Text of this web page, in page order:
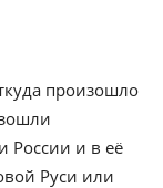
произошло
России и в её
Руси или